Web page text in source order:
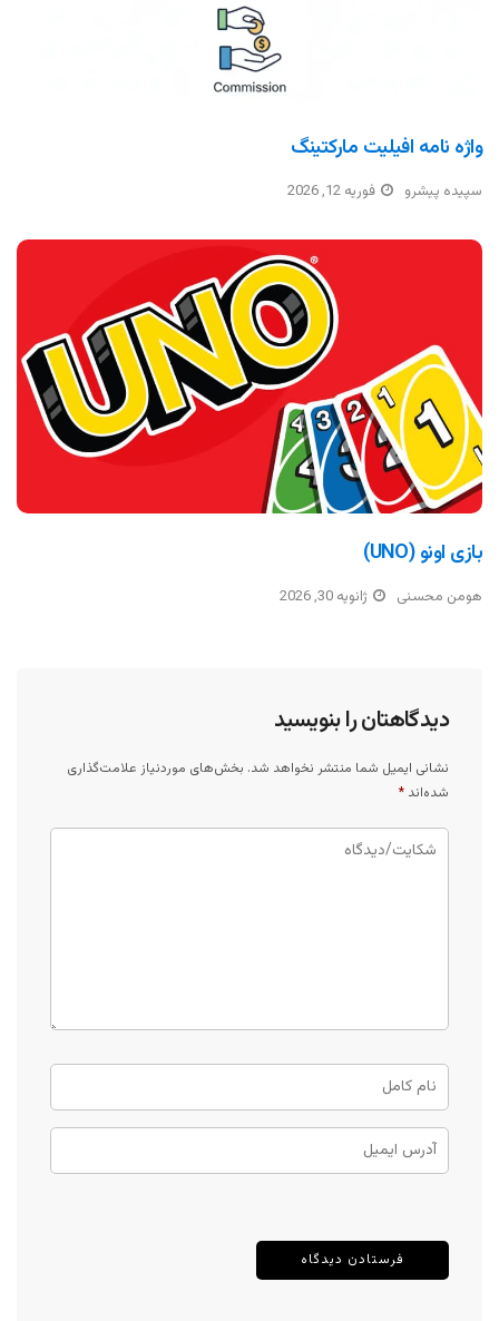
واژه نامه افیلیت مارکتینگ
سپیده پیشرو فوریه 12, 2026
بازی اونو (UNO)
هومن محسنی ژانویه 30, 2026
دیدگاهتان را بنویسید
نشانی ایمیل شما منتشر نخواهد شد. بخش‌های موردنیاز علامت‌گذاری
شده‌اند *